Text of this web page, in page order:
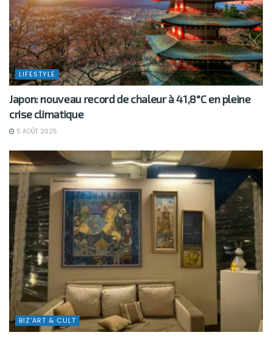
LIFESTYLE
Japon: nouveau record de chaleur à 41,8°C en pleine
crise climatique
5 AOÛT 2025
BIZ'ART & CULT